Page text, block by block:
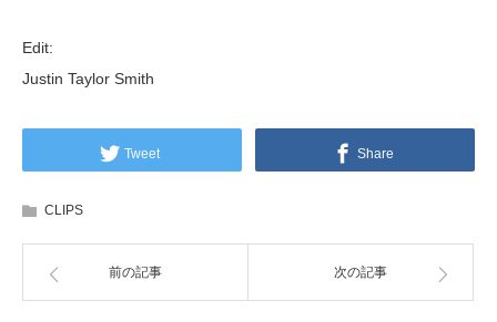
Edit:
Justin Taylor Smith
Tweet Share
CLIPS
前の記事 次の記事